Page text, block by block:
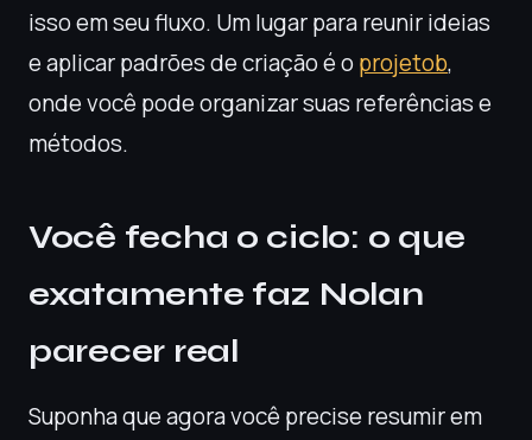
isso em seu fluxo. Um lugar para reunir ideias
e aplicar padrões de criação é oprojetob,
onde você pode organizar suas referências e
métodos.
Você fecha o ciclo: o que
exatamente faz Nolan
parecer real
Suponha que agora você precise resumir em